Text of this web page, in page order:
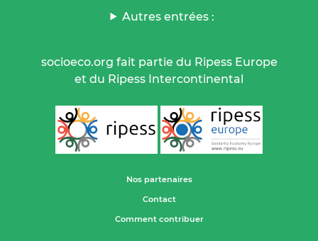
Autres entrées :
socioeco.org fait partie du Ripess Europe
et du Ripess Intercontinental
Nos partenaires
Contact
Comment contribuer